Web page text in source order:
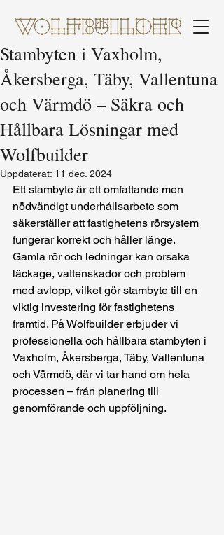
Stambyten i Vaxholm,
Åkersberga, Täby, Vallentuna
och Värmdö – Säkra och
Hållbara Lösningar med
Wolfbuilder
Uppdaterat: 11 dec. 2024
Ett stambyte är ett omfattande men
nödvändigt underhållsarbete som
säkerställer att fastighetens rörsystem
fungerar korrekt och håller länge.
Gamla rör och ledningar kan orsaka
läckage, vattenskador och problem
med avlopp, vilket gör stambyte till en
viktig investering för fastighetens
framtid. På Wolfbuilder erbjuder vi
professionella och hållbara stambyten i
Vaxholm, Åkersberga, Täby, Vallentuna
och Värmdö, där vi tar hand om hela
processen – från planering till
genomförande och uppföljning.